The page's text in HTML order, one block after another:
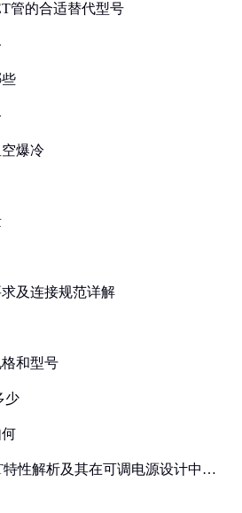
管的合适替代型号
爆冷
及连接规范详解
和型号
少
特性解析及其在可调电源设计中的